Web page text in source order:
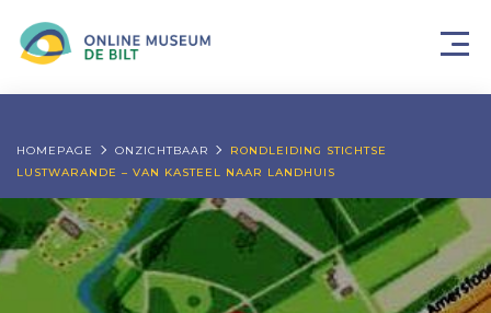
HOMEPAGE ONZICHTBAAR
RONDLEIDING STICHTSE
LUSTWARANDE – VAN KASTEEL NAAR LANDHUIS